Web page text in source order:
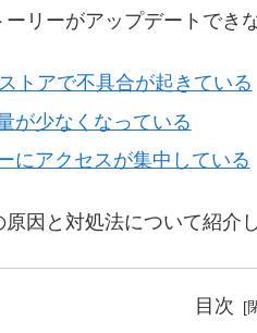
リーがアップデートでき
トアで不具合が起きている
が少なくなっている
にアクセスが集中している
因と対処法について紹介し
目次